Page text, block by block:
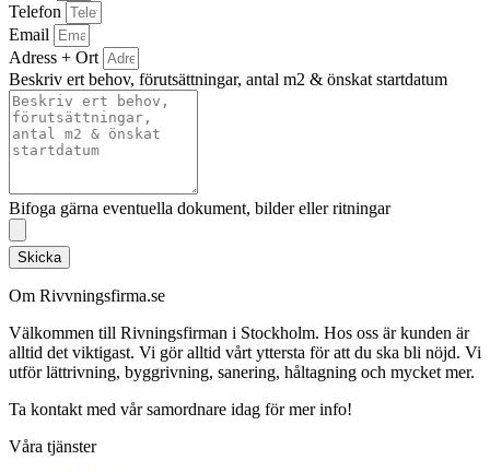
Telefon
Email
Adress + Ort
Beskriv ert behov, förutsättningar, antal m2 & önskat startdatum
Bifoga gärna eventuella dokument, bilder eller ritningar
Skicka
Om Rivvningsfirma.se
Välkommen till Rivningsfirman i Stockholm. Hos oss är kunden är
alltid det viktigast. Vi gör alltid vårt yttersta för att du ska bli nöjd. Vi
utför lättrivning, byggrivning, sanering, håltagning och mycket mer.
Ta kontakt med vår samordnare idag för mer info!
Våra tjänster